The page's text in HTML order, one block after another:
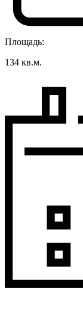
Площадь:
134 кв.м.